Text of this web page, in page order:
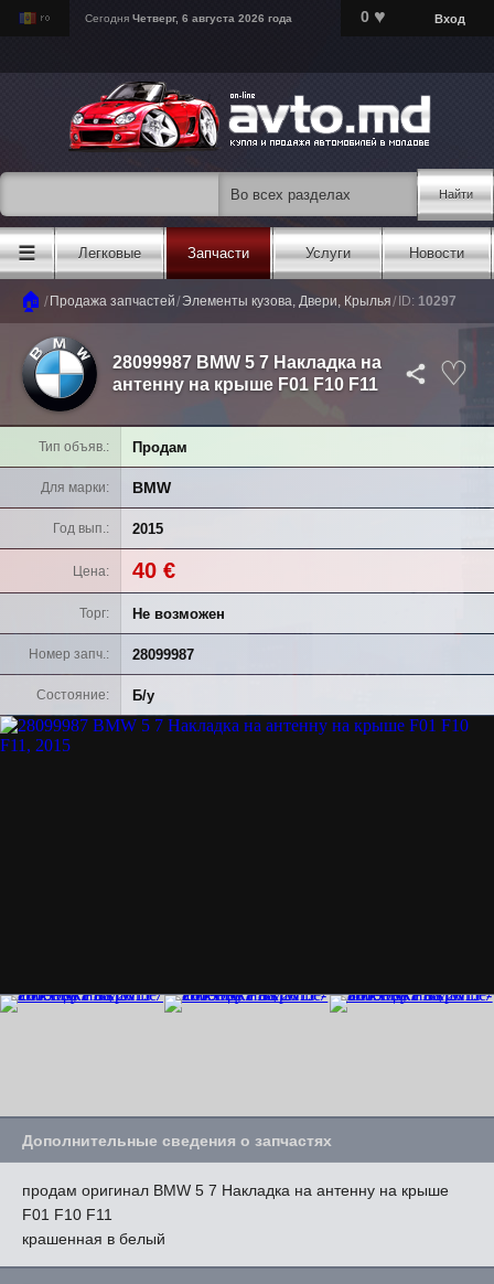
Сегодня Четверг, 6 августа 2026 года 0 ♥ Вход
Найти
☰ Легковые Запчасти Услуги Новости
🏠 / Продажа запчастей/Элементы кузова, Двери, Крылья/ ID: 10297
28099987 BMW 5 7 Накладка на
антенну на крыше F01 F10 F11
Тип объяв. Продам
Для марки BMW
Год вып. 2015
Цена 40 €
Торг Не возможен
Номер запч. 28099987
Состояние Б/у
Дополнительные сведения о запчастях
продам оригинал BMW 5 7 Накладка на антенну на крыше
F01 F10 F11
крашенная в белый